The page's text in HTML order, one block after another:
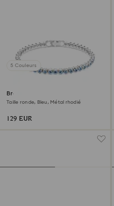
5 Couleurs
Bracelet Tennis Imber Emily
Taille ronde, Bleu, Métal rhodié
129 EUR